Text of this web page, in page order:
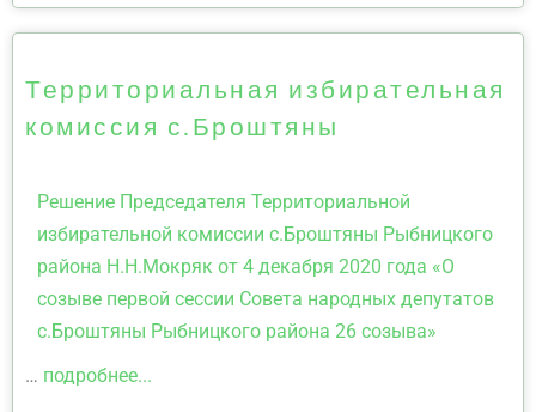
Территориальная избирательная
комиссия с.Броштяны
Решение Председателя Территориальной
избирательной комиссии с.Броштяны Рыбницкого
района Н.Н.Мокряк от 4 декабря 2020 года «О
созыве первой сессии Совета народных депутатов
с.Броштяны Рыбницкого района 26 созыва»
… подробнее...